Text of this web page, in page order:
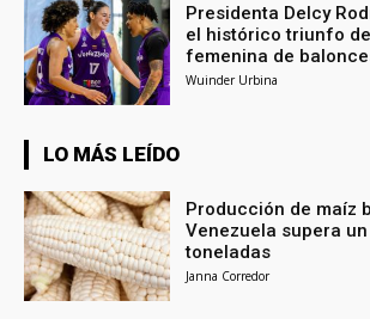
Presidenta Delcy
el histórico triunfo
femenina de
Wuinder Urbina
LO MÁS LEÍDO
Producción de maíz
Venezuela supera
toneladas
Janna Corredor